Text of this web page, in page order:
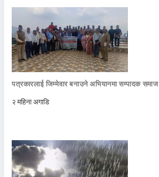
पत्रकारलाई जिम्मेवार बनाउने अभियानमा सम्पादक समाज
२ महिना अगाडि